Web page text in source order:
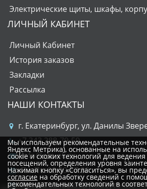
Электрические щиты, шкафы,
ЛИЧНЫЙ КАБИНЕТ
Личный Кабинет
История заказов
Закладки
Рассылка
НАШИ КОНТАКТЫ
г. Екатеринбург, ул. Данилы
+7 343 288-79-59
info@om-ek.ru
Пн-Пт: 08:00-17:00
Прием заявок: круглосуточно
Мы используем рекомендательные
Яндекс Метрика), основанные на
cookie и схожих технологий для ведения
посещений, определения уровня
Нажимая кнопку «Согласиться», вы
согласие на обработку сведений с
рекомендательных технологий в